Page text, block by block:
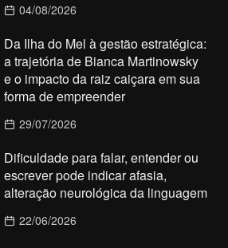
04/08/2026
Da Ilha do Mel à gestão estratégica:
a trajetória de Bianca Martinowsky
e o impacto da raiz caiçara em sua
forma de empreender
29/07/2026
Dificuldade para falar, entender ou
escrever pode indicar afasia,
alteração neurológica da linguagem
22/06/2026